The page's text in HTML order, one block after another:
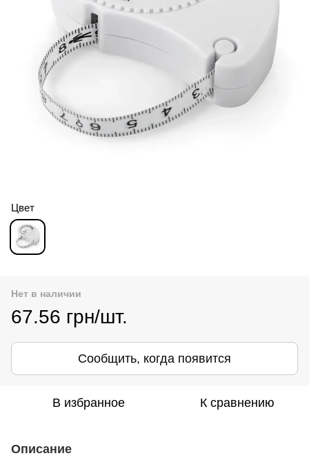
Цвет
Нет в наличии
67.56 грн/шт.
Сообщить, когда появится
В избранное К сравнению
Описание